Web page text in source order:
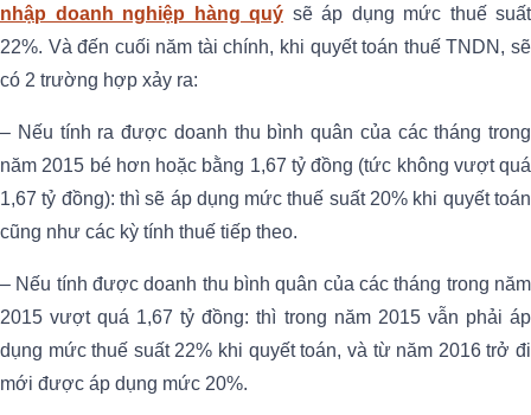
nhập doanh nghiệp hàng quý sẽ áp dụng mức thuế suất
22%. Và đến cuối năm tài chính, khi quyết toán thuế TNDN, sẽ
có 2 trường hợp xảy ra:
– Nếu tính ra được doanh thu bình quân của các tháng trong
năm 2015 bé hơn hoặc bằng 1,67 tỷ đồng (tức không vượt quá
1,67 tỷ đồng): thì sẽ áp dụng mức thuế suất 20% khi quyết toán
cũng như các kỳ tính thuế tiếp theo.
– Nếu tính được doanh thu bình quân của các tháng trong năm
2015 vượt quá 1,67 tỷ đồng: thì trong năm 2015 vẫn phải áp
dụng mức thuế suất 22% khi quyết toán, và từ năm 2016 trở đi
mới được áp dụng mức 20%.